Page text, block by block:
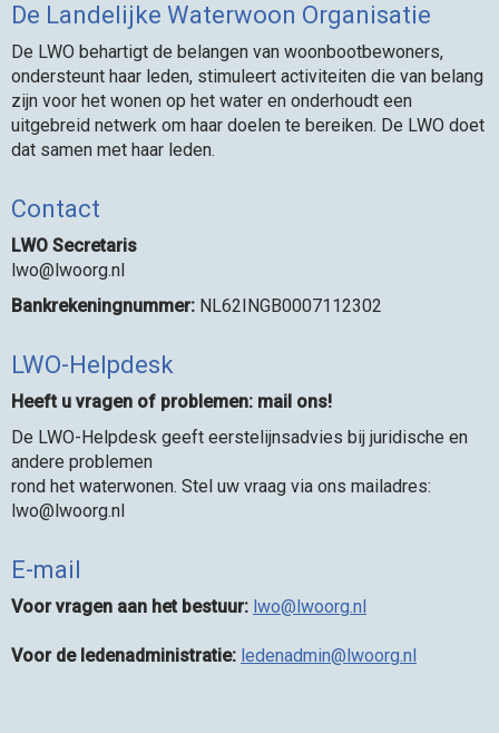
De Landelijke Waterwoon Organisatie
De LWO behartigt de belangen van woonbootbewoners,
ondersteunt haar leden, stimuleert activiteiten die van belang
zijn voor het wonen op het water en onderhoudt een
uitgebreid netwerk om haar doelen te bereiken. De LWO doet
dat samen met haar leden.
Contact
LWO Secretaris
owl@lwoorg.nl
Bankrekeningnummer: NL62INGB0007112302
LWO-Helpdesk
Heeft u vragen of problemen: mail ons!
De LWO-Helpdesk geeft eerstelijnsadvies bij juridische en
andere problemen
rond het waterwonen. Stel uw vraag via ons mailadres:
owl@lwoorg.nl
E-mail
Voor vragen aan het bestuur: owl@lwoorg.nl
Voor de ledenadministratie: nimdanedel@lwoorg.nl